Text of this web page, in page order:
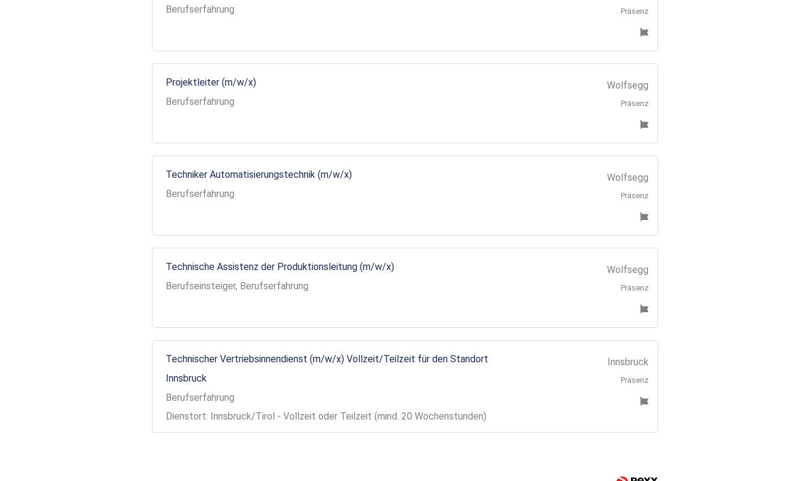
Berufserfahrung
Präsenz
Projektleiter (m/w/x)
Berufserfahrung
Wolfsegg
Präsenz
Techniker Automatisierungstechnik (m/w/x)
Berufserfahrung
Wolfsegg
Präsenz
Technische Assistenz der Produktionsleitung (m/w/x)
Berufseinsteiger, Berufserfahrung
Wolfsegg
Präsenz
Technischer Vertriebsinnendienst (m/w/x) Vollzeit/Teilzeit für den Standort
Innsbruck
Berufserfahrung
Dienstort: Innsbruck/Tirol - Vollzeit oder Teilzeit (mind. 20 Wochenstunden)
Innsbruck
Präsenz